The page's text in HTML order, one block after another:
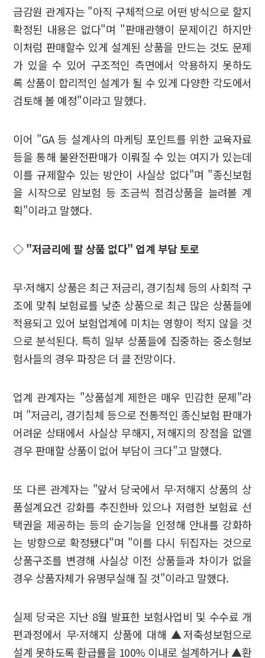
금감원 관계자는 "아직 구체적으로 어떤 방식으로 할지
확정된 내용은 없다"며 "판매관행이 문제이긴 하지만
이처럼 판매할수 있게 설계된 상품을 만드는 것도 문제
가 있을 수 있어 구조적인 측면에서 악용하지 못하도
록 상품이 합리적인 설계가 될 수 있게 다양한 각도에서
검토해 볼 예정"이라고 말했다.
이어 "GA 등 설계사의 마케팅 포인트를 위한 교육자료
등을 통해 불완전판매가 이뤄질 수 있는 여지가 있는데
이를 규제할수 있는 방안이 사실상 없다"며 "종신보험
을 시작으로 암보험 등 조금씩 점검상품을 늘려볼 계
획"이라고 말했다.
◇ "저금리에 팔 상품 없다" 업계 부담 토로
무·저해지 상품은 최근 저금리, 경기침체 등의 사회적 구
조에 맞춰 보험료를 낮춘 상품으로 최근 많은 상품들에
적용되고 있어 보험업계에 미치는 영향이 적지 않을 것
으로 분석된다. 특히 일부 상품들에 집중하는 중소형보
험사들의 경우 파장은 더 클 전망이다.
업계 관계자는 "상품설계 제한은 매우 민감한 문제"라
며 "저금리, 경기침체 등으로 전통적인 종신보험 판매가
어려운 상태에서 사실상 무해지, 저해지의 장점을 없앨
경우 판매할 상품이 없어 부담이 크다"고 말했다.
또 다른 관계자는 "앞서 당국에서 무·저해지 상품의 상
품설계요건 강화를 추진한바 있으나 저렴한 보험료 선
택권을 제공하는 등의 순기능을 인정해 안내를 강화하
는 방향으로 확정됐다"며 "이를 다시 뒤집자는 것으로
상품구조를 변경해 사실상 이전 상품들과 차이가 없을
경우 상품자체가 유명무실해 질 것"이라고 말했다.
실제 당국은 지난 8월 발표한 보험사업비 및 수수료 개
편과정에서 무·저해지 상품에 대해 ▲저축성보험으로
설계 못하도록 환급률을 100% 이내로 설계하거나 ▲환